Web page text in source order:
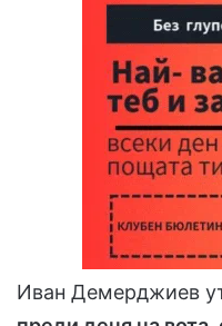
Иван Демерджиев